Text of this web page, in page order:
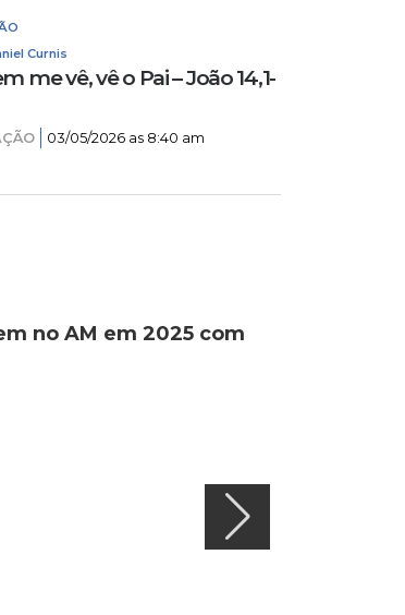
Curnis
me vê, vê o Pai – João 14,1-
03/05/2026 as 8:40 am
no AM em 2025 com